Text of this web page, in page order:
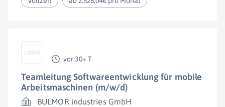
vor 30+ T
Teamleitung Softwareentwicklung für mobile
Arbeitsmaschinen (m/w/d)
BULMOR industries GmbH